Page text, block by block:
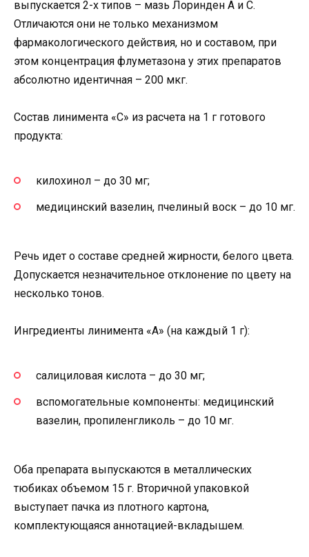
выпускается 2-х типов – мазь Лоринден А и С.
Отличаются они не только механизмом
фармакологического действия, но и составом, при
этом концентрация флуметазона у этих препаратов
абсолютно идентичная – 200 мкг.
Состав линимента «С» из расчета на 1 г готового
продукта:
килохинол – до 30 мг;
медицинский вазелин, пчелиный воск – до 10 мг.
Речь идет о составе средней жирности, белого цвета.
Допускается незначительное отклонение по цвету на
несколько тонов.
Ингредиенты линимента «А» (на каждый 1 г):
салициловая кислота – до 30 мг;
вспомогательные компоненты: медицинский
вазелин, пропиленгликоль – до 10 мг.
Оба препарата выпускаются в металлических
тюбиках объемом 15 г. Вторичной упаковкой
выступает пачка из плотного картона,
комплектующаяся аннотацией-вкладышем.